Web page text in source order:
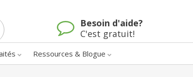
Besoin d'aide?
C'est gratuit!
Ressources & Blogue